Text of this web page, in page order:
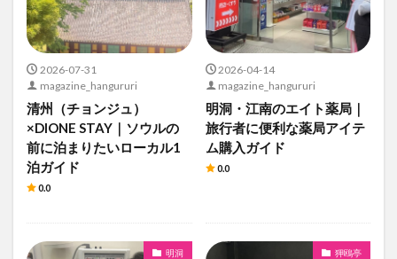
2026-07-31
magazine_hangururi
清州（チョンジュ）
×DIONE STAY｜ソウルの
前に泊まりたいローカル1
泊ガイド
0.0
2026-04-14
magazine_hangururi
明洞・江南のエイト薬局｜
旅行者に便利な薬局アイテ
ム購入ガイド
0.0
明洞 狎鴎亭